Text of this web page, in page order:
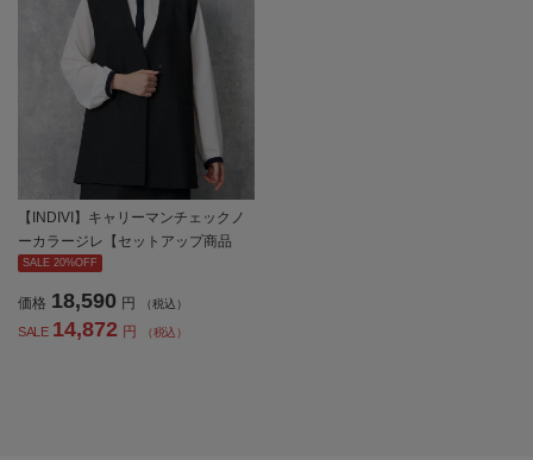
【INDIVI】キャリーマンチェックノ
ーカラージレ【セットアップ商品
有】ストレッチ 通年【レディース】
SALE 20%OFF
価格 18,590 円 （税込）
SALE 14,872 円 （税込）